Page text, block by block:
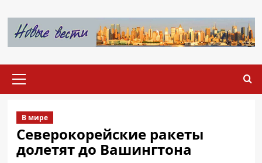
содержимому
меню
В мире
Северокорейские ракеты
долетят до Вашингтона